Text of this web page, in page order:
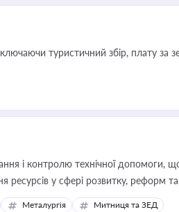
туристичний збір, плату за
і контролю технічної допомоги,
ресурсів у сфері розвитку, реформ та
Металургія Митниця та ЗЕД